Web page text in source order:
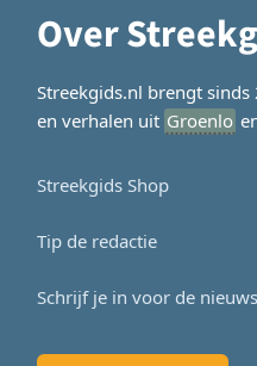
Over
Streekgids.nl brengt
en verhalen uit Groenlo
Streekgids Shop
Tip de redactie
Schrijf je in voor de